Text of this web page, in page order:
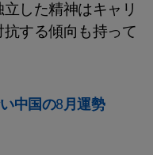
した精神はキャリ
する傾向も持って
中国の8月運勢